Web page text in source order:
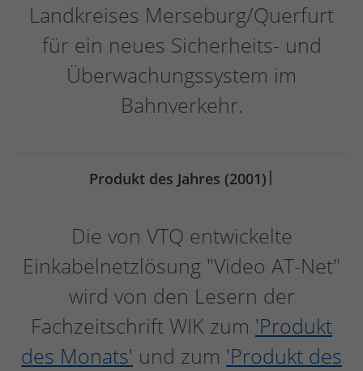
Landkreises Merseburg/Querfurt
für ein neues Sicherheits- und
Überwachungssystem im
Bahnverkehr.
Produkt des Jahres (2001) |
Die von VTQ entwickelte
Einkabelnetzlösung "Video AT-Net"
wird von den Lesern der
Fachzeitschrift WIK zum 'Produkt
des Monats' und zum 'Produkt des